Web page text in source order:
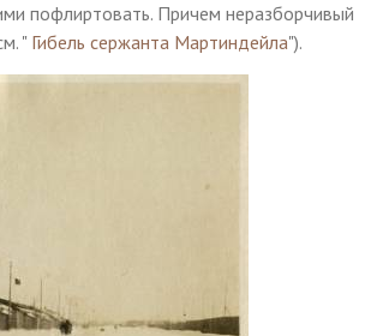
пофлиртовать. Причем неразборчивый
" Гибель сержанта Мартиндейла").